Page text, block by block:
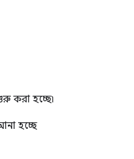
করা হচ্ছে৷
হচ্ছে